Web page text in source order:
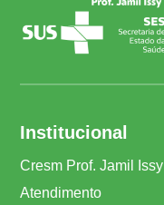
Institucional
Cresm Prof. Jamil Issy
Atendimento